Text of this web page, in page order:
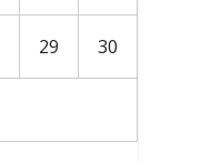
29 30